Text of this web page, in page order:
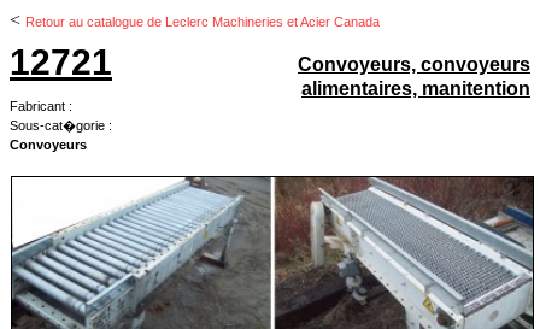
< Retour au catalogue de Leclerc Machineries et Acier Canada
12721
Fabricant :
Sous-cat�gorie :
Convoyeurs
Convoyeurs, convoyeurs
alimentaires, manitention